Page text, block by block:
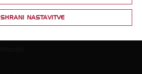
SHRANI NASTAVITVE